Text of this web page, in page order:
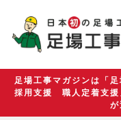
足場工事マガジンは「
採用支援 職人定着支援
が